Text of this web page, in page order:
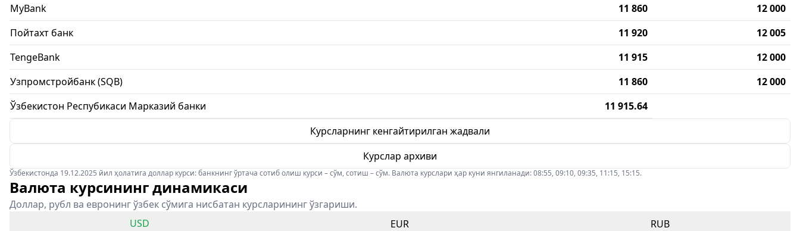
MyBank
11 860
12 000
Пойтахт банк
11 920
12 005
TengeBank
11 915
12 000
Узпромстройбанк (SQB)
11 860
12 000
Ўзбекистон Респубикаси Марказий банки
11 915.64
Курсларнинг кенгайтирилган жадвали
Курслар архиви
Ўзбекистонда 19.12.2025 йил ҳолатига доллар курси: банкнинг ўртача сотиб олиш курси – сўм, сотиш – сўм. Валюта курслари ҳар куни янгиланади: 08:55, 09:10, 09:35, 11:15, 15:15.
Валюта курсининг динамикаси
Доллар, рубл ва евронинг ўзбек сўмига нисбатан курсларининг ўзгариши.
USD
EUR RUB